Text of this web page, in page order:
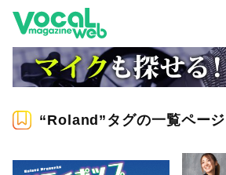
“Roland”タグの一覧ページ